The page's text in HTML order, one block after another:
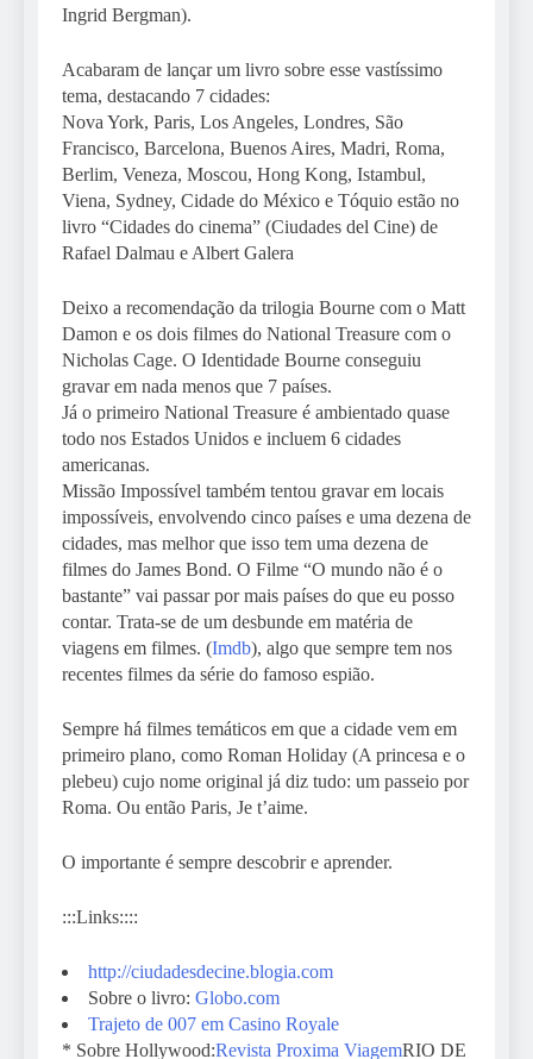
Ingrid Bergman).
Acabaram de lançar um livro sobre esse vastíssimo
tema, destacando 7 cidades:
Nova York, Paris, Los Angeles, Londres, São
Francisco, Barcelona, Buenos Aires, Madri, Roma,
Berlim, Veneza, Moscou, Hong Kong, Istambul,
Viena, Sydney, Cidade do México e Tóquio estão no
livro “Cidades do cinema” (Ciudades del Cine) de
Rafael Dalmau e Albert Galera
Deixo a recomendação da trilogia Bourne com o Matt
Damon e os dois filmes do National Treasure com o
Nicholas Cage. O Identidade Bourne conseguiu
gravar em nada menos que 7 países.
Já o primeiro National Treasure é ambientado quase
todo nos Estados Unidos e incluem 6 cidades
americanas.
Missão Impossível também tentou gravar em locais
impossíveis, envolvendo cinco países e uma dezena de
cidades, mas melhor que isso tem uma dezena de
filmes do James Bond. O Filme “O mundo não é o
bastante” vai passar por mais países do que eu posso
contar. Trata-se de um desbunde em matéria de
viagens em filmes. (Imdb), algo que sempre tem nos
recentes filmes da série do famoso espião.
Sempre há filmes temáticos em que a cidade vem em
primeiro plano, como Roman Holiday (A princesa e o
plebeu) cujo nome original já diz tudo: um passeio por
Roma. Ou então Paris, Je t’aime.
O importante é sempre descobrir e aprender.
:::Links::::
http://ciudadesdecine.blogia.com
Sobre o livro: Globo.com
Trajeto de 007 em Casino Royale
* Sobre Hollywood:Revista Proxima ViagemRIO DE